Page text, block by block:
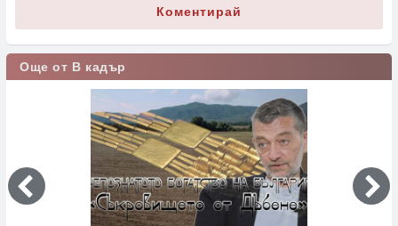
Коментирай
Още от В кадър